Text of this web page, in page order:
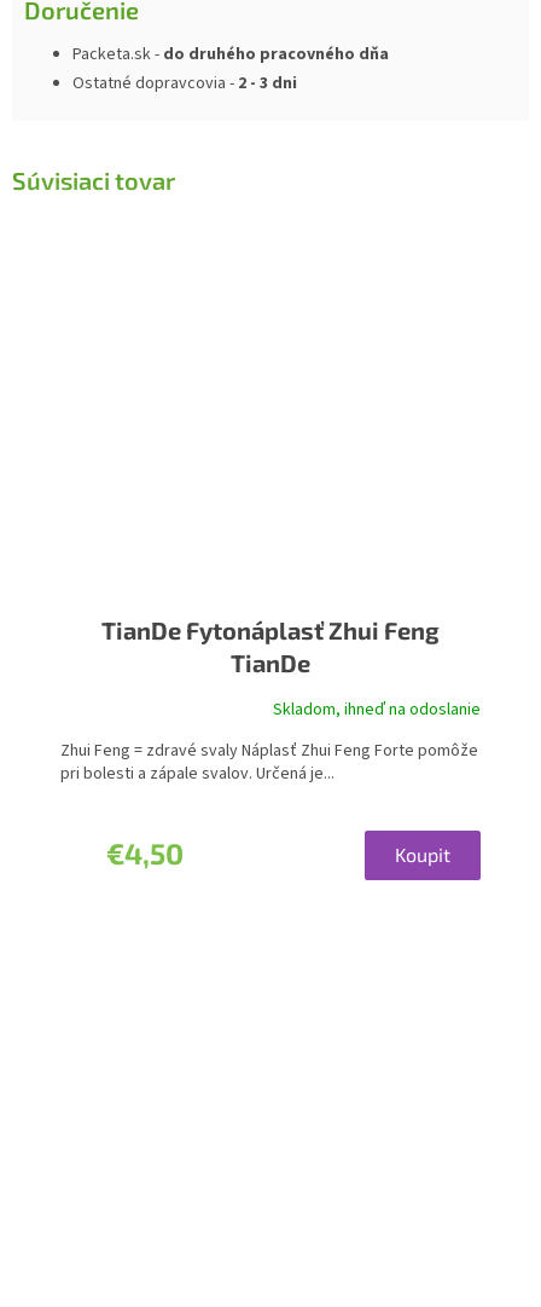
Doručenie
Packeta.sk - do druhého pracovného dňa
Ostatné dopravcovia - 2 - 3 dni
Súvisiaci tovar
TianDe Fytonáplasť Zhui Feng
TianDe
Skladom, ihneď na odoslanie
€4,50 Koupit
Zhui Feng = zdravé svaly Náplasť Zhui Feng Forte pomôže
pri bolesti a zápale svalov. Určená je...